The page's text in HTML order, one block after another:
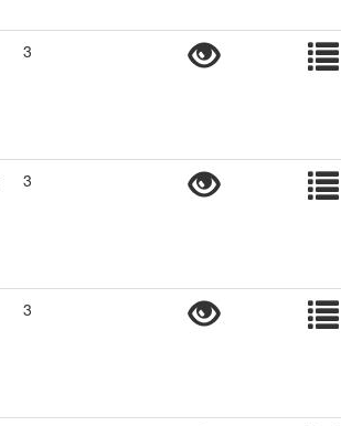
3
3
3